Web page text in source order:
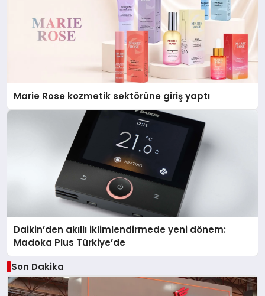
Marie Rose kozmetik sektörüne giriş yaptı
Daikin’den akıllı iklimlendirmede yeni dönem:
Madoka Plus Türkiye’de
Son Dakika